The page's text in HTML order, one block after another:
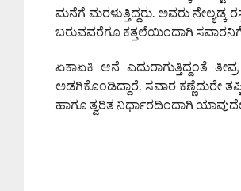
ಮನೆಗೆ ಮರಳುತ್ತಿದ್ದರು. ಅವರು
ಬರುವವರೆಗೂ ಕತ್ತಲೆಯಿಂದಾಗಿ
ಏಕಾಏಕಿ ಆನೆ ಎದುರಾಗುತ್ತಿದ್ದಂತೆ
ಅಡಗಿಕೊಂಡಿದ್ದಾರೆ. ಸವಾರ ಕಣ್ಣೆದುರೇ
ಹಾಗೂ ತ್ವರಿತ ನಿರ್ಧಾರದಿಂದಾಗಿ